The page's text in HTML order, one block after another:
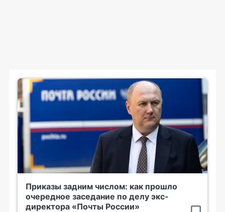
Приказы задним числом: как прошло
очередное заседание по делу экс-
директора «Почты России»